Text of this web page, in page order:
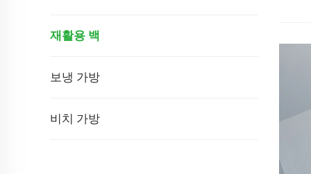
재활용 백
보냉 가방
비치 가방